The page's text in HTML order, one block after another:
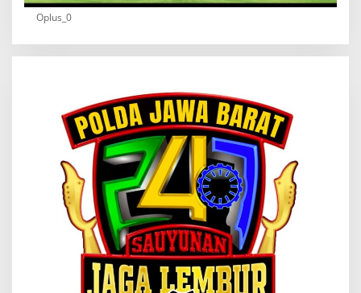
Oplus_0